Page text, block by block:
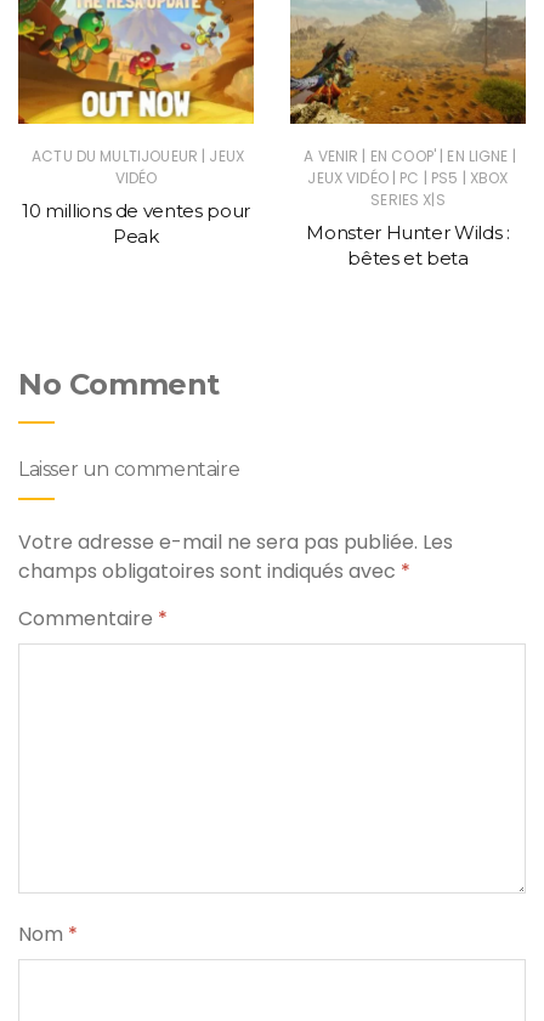
ACTU DU MULTIJOUEUR | JEUX
VIDÉO
10 millions de ventes pour
Peak
A VENIR | EN COOP' | EN LIGNE |
JEUX VIDÉO | PC | PS5 | XBOX
SERIES X|S
Monster Hunter Wilds :
bêtes et beta
No Comment
Laisser un commentaire
Votre adresse e-mail ne sera pas publiée. Les
champs obligatoires sont indiqués avec *
Commentaire *
Nom *